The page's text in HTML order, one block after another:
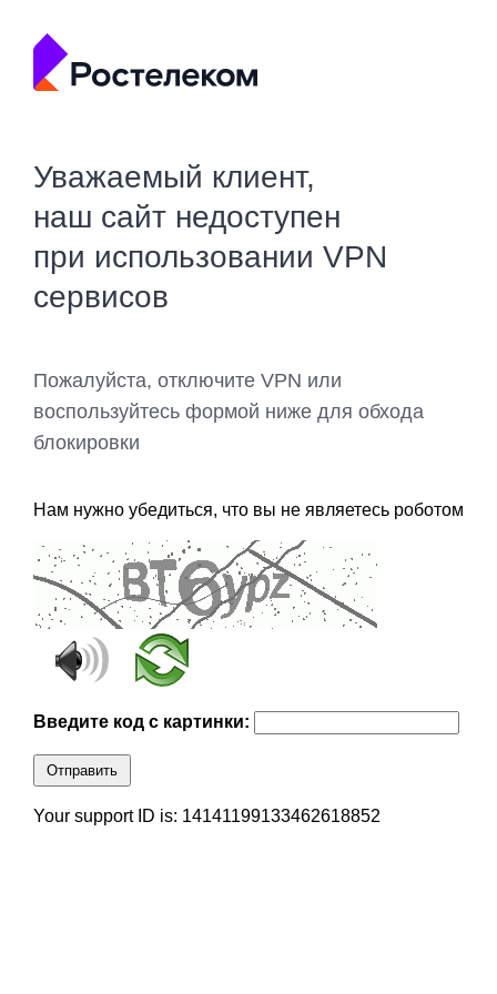
Уважаемый клиент,
наш сайт недоступен
при использовании VPN
сервисов
Пожалуйста, отключите VPN или
воспользуйтесь формой ниже для обхода
блокировки
Нам нужно убедиться, что вы не являетесь роботом
Введите код с картинки:
Отправить
Your support ID is: 14141199133462618852